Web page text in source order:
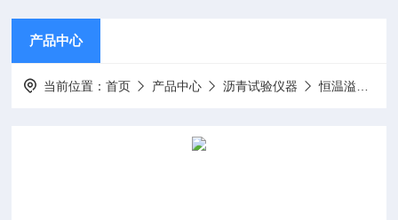
产品中心
当前位置：首页 产品中心 沥青试验仪器 恒温溢流水箱